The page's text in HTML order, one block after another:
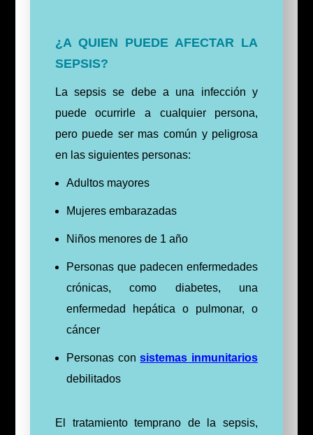
¿A QUIEN PUEDE AFECTAR LA
SEPSIS?
La sepsis se debe a una infección y
puede ocurrirle a cualquier persona,
pero puede ser mas común y peligrosa
en las siguientes personas:
Adultos mayores
Mujeres embarazadas
Niños menores de 1 año
Personas que padecen enfermedades
crónicas, como diabetes, una
enfermedad hepática o pulmonar, o
cáncer
Personas consistemas inmunitarios
debilitados
El tratamiento temprano de la sepsis,